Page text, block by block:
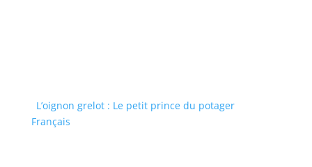
L’oignon grelot : Le petit prince du potager
Français